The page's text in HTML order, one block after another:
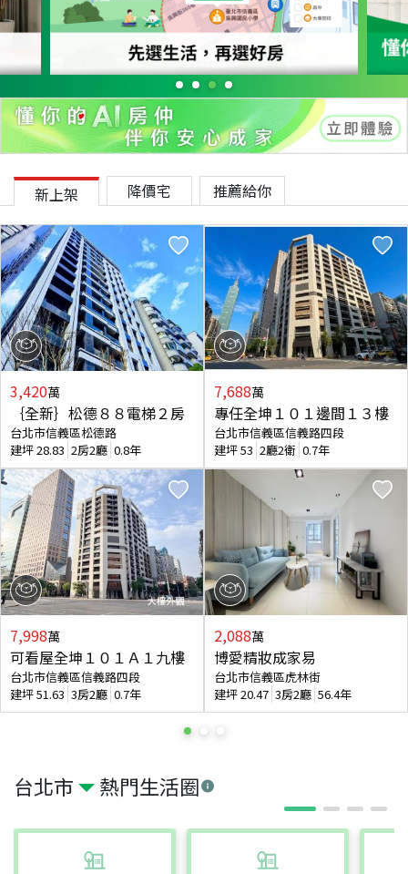
台北市 熱門生活圈
新上架 降價宅 推薦給你
3,420萬
｛全新｝松德８８電梯２房
台北市信義區松德路
建坪28.83 2房2廳 0.8年
7,998萬
可看屋全坤１０１Ａ１九樓
台北市信義區信義路四段
建坪51.63 3房2廳 0.7年
7,688萬
專任全坤１０１邊間１３樓
台北市信義區信義路四段
建坪53 2廳2衛 0.7年
2,088萬
博愛精妝成家易
台北市信義區虎林街
建坪20.47 3房2廳 56.4年